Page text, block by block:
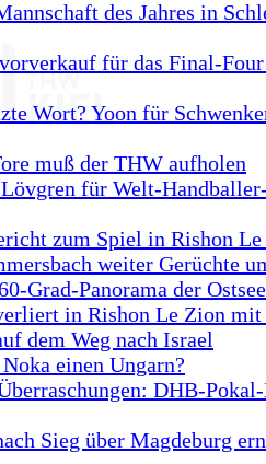
des Jahres in
für das Final-
Wort? Yoon für
muß der THW aufholen
für Welt-
zum Spiel in Rishon
weiter Gerüchte
Grad-Panorama der
in Rishon Le Zion mit
dem Weg nach Israel
einen Ungarn?
DHB-
Sieg über Magdeburg